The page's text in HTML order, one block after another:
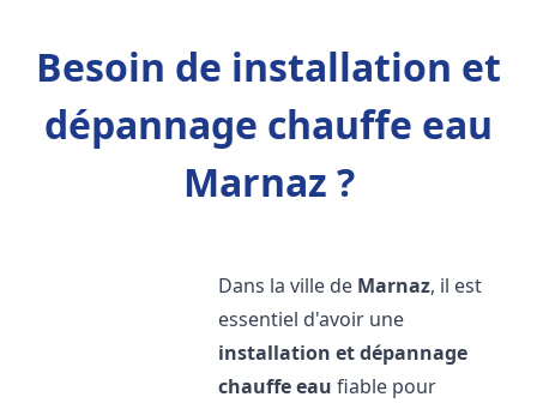
Besoin de installation et
dépannage chauffe eau
Marnaz ?
Dans la ville de Marnaz, il est
essentiel d'avoir une
installation et dépannage
chauffe eau fiable pour